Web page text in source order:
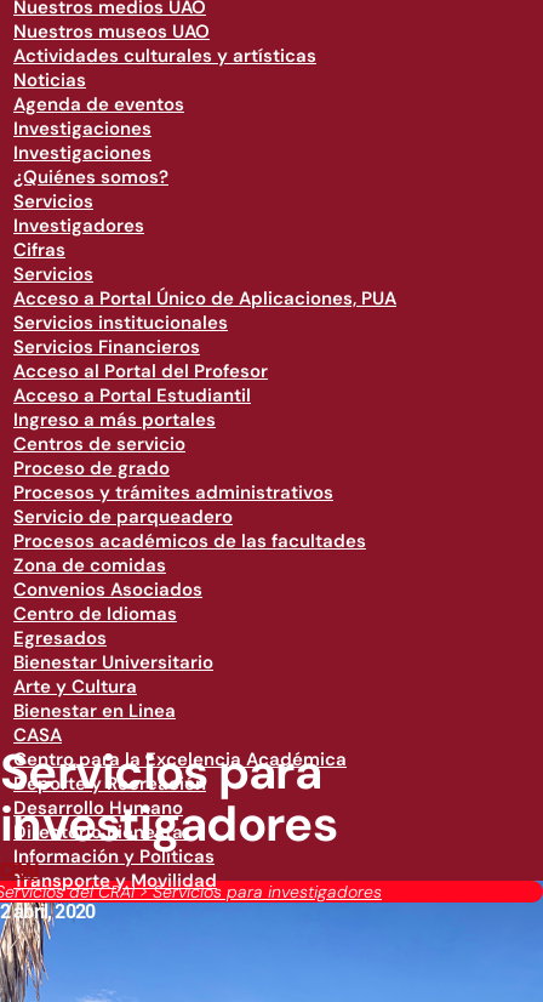
Nuestros medios UAO
Nuestros museos UAO
Actividades culturales y artísticas
Noticias
Agenda de eventos
Investigaciones
Investigaciones
¿Quiénes somos?
Servicios
Investigadores
Cifras
Servicios
Acceso a Portal Único de Aplicaciones, PUA
Servicios institucionales
Servicios Financieros
Acceso al Portal del Profesor
Acceso a Portal Estudiantil
Ingreso a más portales
Centros de servicio
Proceso de grado
Procesos y trámites administrativos
Servicio de parqueadero
Procesos académicos de las facultades
Zona de comidas
Convenios Asociados
Centro de Idiomas
Egresados
Bienestar Universitario
Arte y Cultura
Bienestar en Linea
CASA
Centro para la Excelencia Académica
Deporte y Recreación
Desarrollo Humano
Directorio Bienestar
Información y Políticas
Transporte y Movilidad
del CRAI>Servicios para investigadores
Servicios para
investigadores
CRAI
2 abril, 2020